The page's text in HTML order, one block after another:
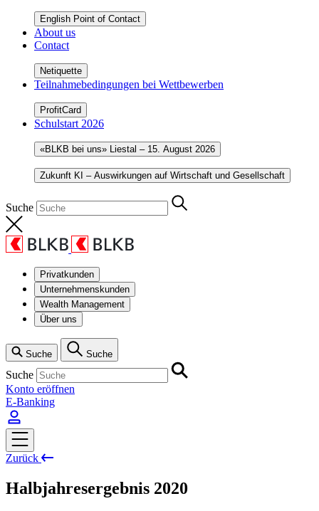
English Point of Contact
About us
Contact
Netiquette
Teilnahmebedingungen bei Wettbewerben
ProfitCard
Schulstart 2026
«BLKB bei uns» Liestal – 15. August 2026
Zukunft KI – Auswirkungen auf Wirtschaft und Gesellschaft
Suche
Privatkunden
Unternehmenskunden
Wealth Management
Über uns
Suche Suche
Suche
Konto eröffnen
E-Banking
Zurück
Halbjahresergebnis 2020